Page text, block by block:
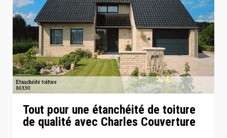
Tout pour une étanchéité de toiture
de qualité avec Charles Couverture